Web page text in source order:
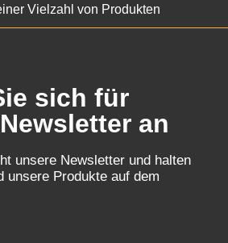
Vielzahl von Produkten
sich für
an
unsere Newsletter und halten
unsere Produkte auf dem